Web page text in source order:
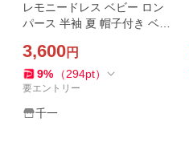
レモニードレス ベビー ロン
パース 半袖 夏 帽子付き ベビ
婚式 お宮参り 新生児 子供服
3,600円
9% （294pt）
要エントリー
千一